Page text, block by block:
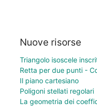
Nuove risorse
Triangolo isoscele
Retta per due punti -
Il piano cartesiano
Poligoni stellati regolari
La geometria dei